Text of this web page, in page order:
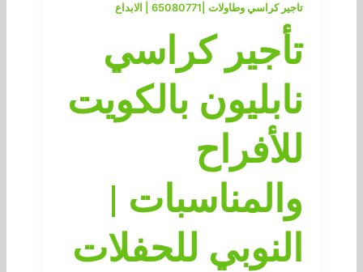
تاجير كراسي وطاولات |65080771 | الابداع
تأجير كراسي
نابليون بالكويت
للأفراح
والمناسبات |
النوبي للحفلات